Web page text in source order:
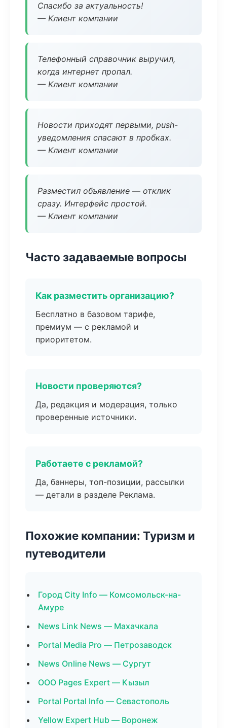
Спасибо за актуальность!
— Клиент компании
Телефонный справочник выручил,
когда интернет пропал.
— Клиент компании
Новости приходят первыми, push-
уведомления спасают в пробках.
— Клиент компании
Разместил объявление — отклик
сразу. Интерфейс простой.
— Клиент компании
Часто задаваемые вопросы
Как разместить организацию?
Бесплатно в базовом тарифе,
премиум — с рекламой и
приоритетом.
Новости проверяются?
Да, редакция и модерация, только
проверенные источники.
Работаете с рекламой?
Да, баннеры, топ-позиции, рассылки
— детали в разделе Реклама.
Похожие компании: Туризм и
путеводители
Город City Info — Комсомольск-на-
Амуре
News Link News — Махачкала
Portal Media Pro — Петрозаводск
News Online News — Сургут
ООО Pages Expert — Кызыл
Portal Portal Info — Севастополь
Yellow Expert Hub — Воронеж